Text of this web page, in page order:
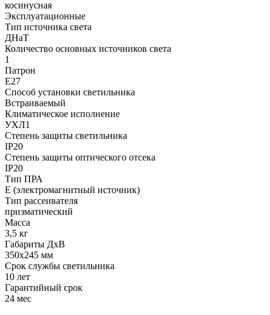
косинусная
Эксплуатационные
Тип источника света
ДНаТ
Количество основных источников света
1
Патрон
Е27
Способ установки светильника
Встраиваемый
Климатическое исполнение
УХЛ1
Степень защиты светильника
IP20
Степень защиты оптического отсека
IP20
Тип ПРА
E (электромагнитный источник)
Тип рассеивателя
призматический
Масса
3,5 кг
Габариты ДхВ
350x245 мм
Срок службы светильника
10 лет
Гарантийный срок
24 мес